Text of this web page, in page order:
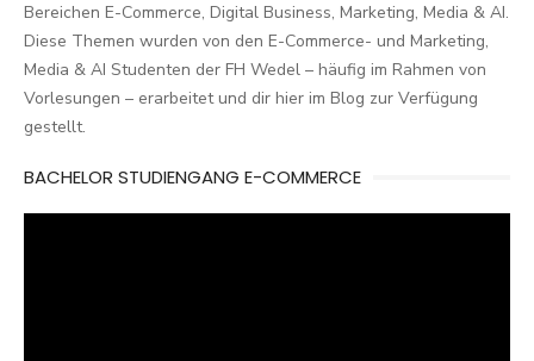
Bereichen E-Commerce, Digital Business, Marketing, Media & AI.
Diese Themen wurden von den E-Commerce- und Marketing,
Media & AI Studenten der FH Wedel – häufig im Rahmen von
Vorlesungen – erarbeitet und dir hier im Blog zur Verfügung
gestellt.
BACHELOR STUDIENGANG E-COMMERCE